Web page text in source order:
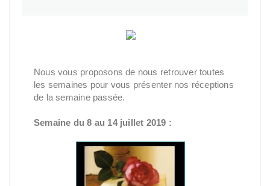
Nous vous proposons de nous retrouver toutes
les semaines pour vous présenter nos réceptions
de la semaine passée.
Semaine du 8 au 14 juillet 2019 :